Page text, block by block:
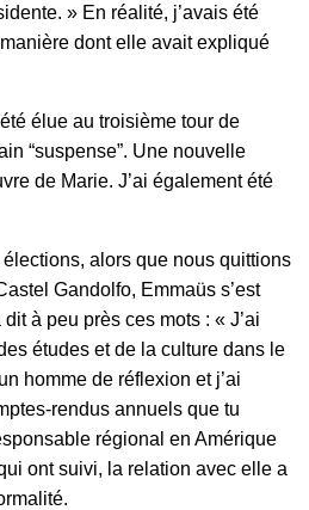
» En réalité, j’avais été
dont elle avait expliqué
élue au troisième tour de
“suspense”. Une nouvelle
de Marie. J’ai également été
alors que nous quittions
Gandolfo, Emmaüs s’est
à peu près ces mots : « J’ai
études et de la culture dans le
homme de réflexion et j’ai
rendus annuels que tu
régional en Amérique
ont suivi, la relation avec elle a